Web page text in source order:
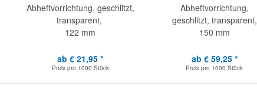
Abheftvorrichtung, geschlitzt,
transparent,
122 mm
ab € 21,95 *
Preis pro 1000 Stück
Abheftvorrichtung,
geschlitzt, transparent,
150 mm
ab € 59,25 *
Preis pro 1000 Stück